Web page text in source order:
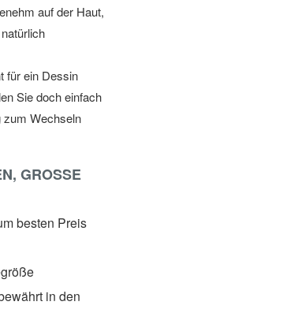
auf der Haut,
für ein Dessin
Sie doch einfach
zum Wechseln
GROSSE
besten Preis
in den